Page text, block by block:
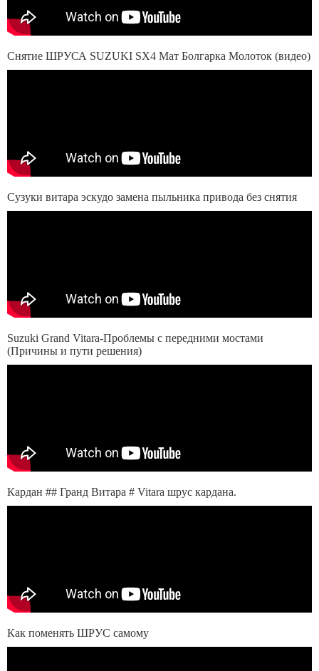
Снятие ШРУСА SUZUKI SX4 Мат Болгарка Молоток (видео)
Сузуки витара эскудо замена пыльника привода без снятия
Suzuki Grand Vitara-Проблемы с передними мостами
(Причины и пути решения)
Кардан ## Гранд Витара # Vitara шрус кардана.
Как поменять ШРУС самому